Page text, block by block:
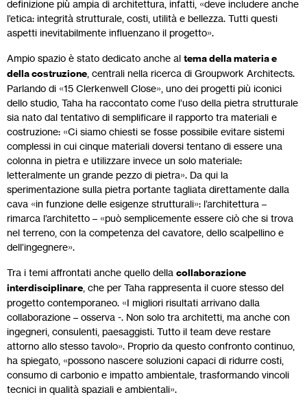
definizione più ampia di architettura, infatti, «deve includere anche
l’etica: integrità strutturale, costi, utilità e bellezza. Tutti questi
aspetti inevitabilmente influenzano il progetto».
Ampio spazio è stato dedicato anche al tema della materia e
della costruzione, centrali nella ricerca di Groupwork Architects.
Parlando di «15 Clerkenwell Close», uno dei progetti più iconici
dello studio, Taha ha raccontato come l’uso della pietra strutturale
sia nato dal tentativo di semplificare il rapporto tra materiali e
costruzione: «Ci siamo chiesti se fosse possibile evitare sistemi
complessi in cui cinque materiali doversi tentano di essere una
colonna in pietra e utilizzare invece un solo materiale:
letteralmente un grande pezzo di pietra». Da qui la
sperimentazione sulla pietra portante tagliata direttamente dalla
cava «in funzione delle esigenze strutturali»: l’architettura –
rimarca l’architetto – «può semplicemente essere ciò che si trova
nel terreno, con la competenza del cavatore, dello scalpellino e
dell’ingegnere».
Tra i temi affrontati anche quello della collaborazione
interdisciplinare, che per Taha rappresenta il cuore stesso del
progetto contemporaneo. «I migliori risultati arrivano dalla
collaborazione – osserva -. Non solo tra architetti, ma anche con
ingegneri, consulenti, paesaggisti. Tutto il team deve restare
attorno allo stesso tavolo». Proprio da questo confronto continuo,
ha spiegato, «possono nascere soluzioni capaci di ridurre costi,
consumo di carbonio e impatto ambientale, trasformando vincoli
tecnici in qualità spaziali e ambientali».